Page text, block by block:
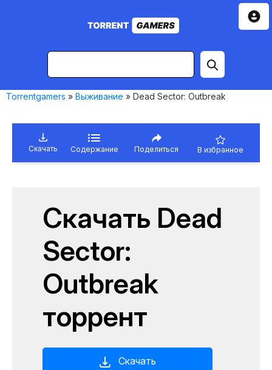
Torrentgamers » Выживание » Dead Sector: Outbreak
Скачать Содержание Поделиться В избранное
Скачать Dead
Sector:
Outbreak
торрент
Скачать